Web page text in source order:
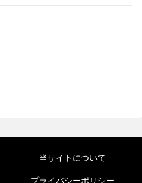
当サイトについて
プライバシーポリシー